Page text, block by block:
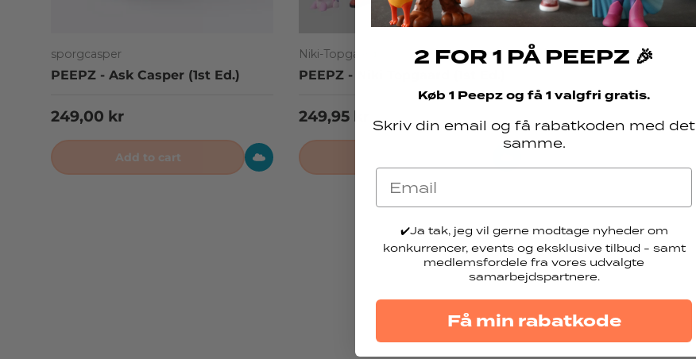
sporgcasper
PEEPZ - Ask Casper (1st Ed.)
Regular price
249,00 kr
Add to cart
Niki-Topgaard
PEEPZ - Niki Topgaard (1st Ed.)
Regular price
249,95 kr
2 FOR 1 PÅ PEEPZ 🎉
Køb 1 Peepz og få 1 valgfri gratis.
Skriv din email og få rabatkoden med det
samme.
Email
✔️Ja tak, jeg vil gerne modtage nyheder om
konkurrencer, events og eksklusive tilbud - samt
medlemsfordele fra vores udvalgte
samarbejdspartnere.
Få min rabatkode